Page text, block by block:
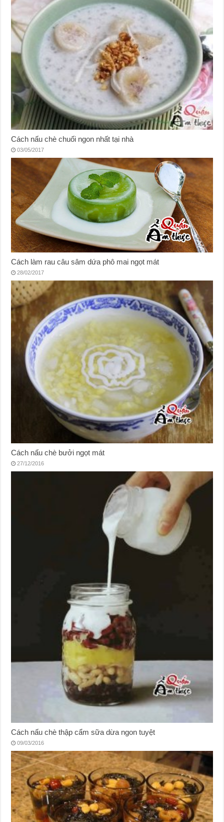
Cách nấu chè chuối ngon nhất tại nhà
03/05/2017
Cách làm rau câu sâm dứa phô mai ngọt mát
28/02/2017
Cách nấu chè bưởi ngọt mát
27/12/2016
Cách nấu chè thập cẩm sữa dừa ngon tuyệt
09/03/2016